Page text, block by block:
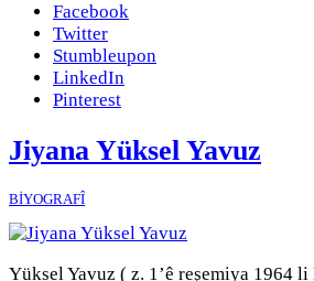
Facebook
Twitter
Stumbleupon
LinkedIn
Pinterest
Jiyana Yüksel Yavuz
BİYOGRAFÎ
Yüksel Yavuz ( z. 1’ê reşemiya 1964